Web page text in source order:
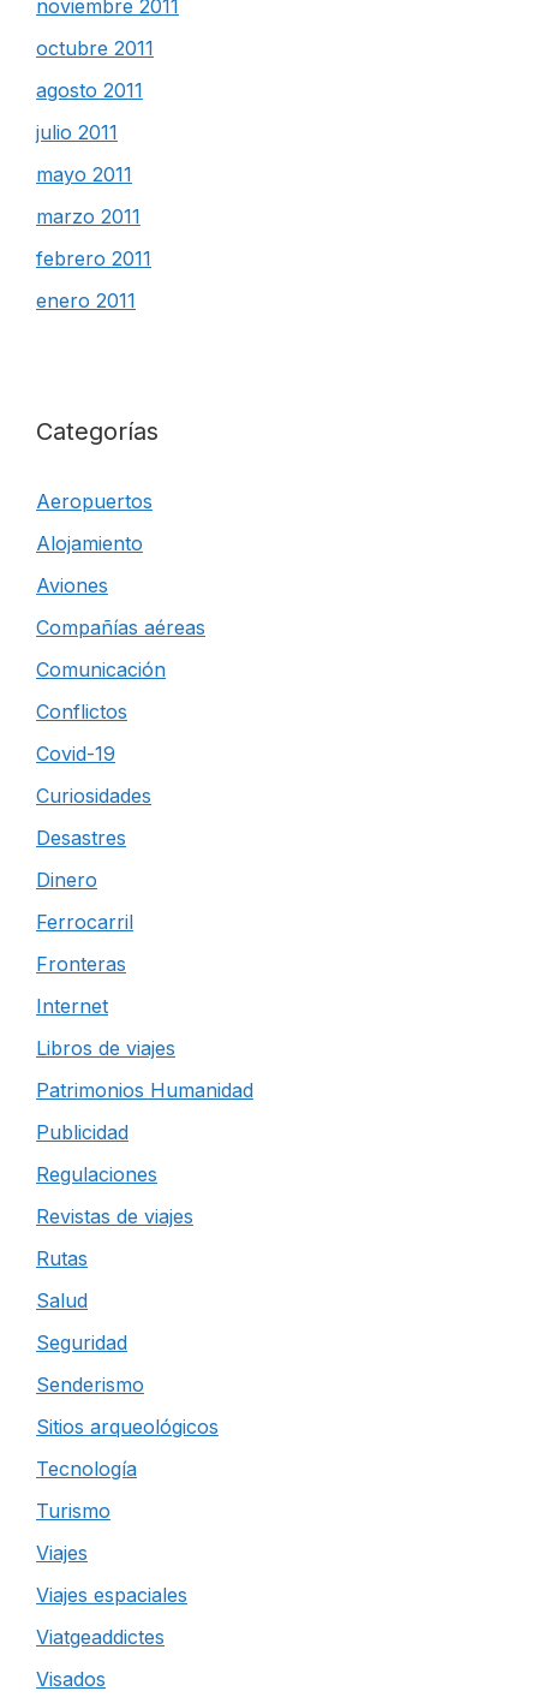
noviembre 2011
octubre 2011
agosto 2011
julio 2011
mayo 2011
marzo 2011
febrero 2011
enero 2011
Categorías
Aeropuertos
Alojamiento
Aviones
Compañías aéreas
Comunicación
Conflictos
Covid-19
Curiosidades
Desastres
Dinero
Ferrocarril
Fronteras
Internet
Libros de viajes
Patrimonios Humanidad
Publicidad
Regulaciones
Revistas de viajes
Rutas
Salud
Seguridad
Senderismo
Sitios arqueológicos
Tecnología
Turismo
Viajes
Viajes espaciales
Viatgeaddictes
Visados